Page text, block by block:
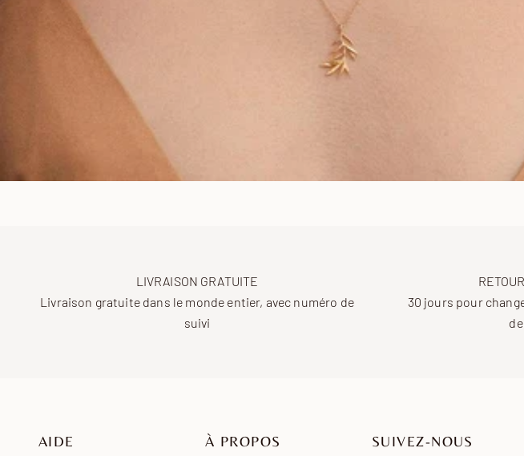
LIVRAISON GRATUITE
Livraison gratuite dans le monde entier, avec numéro de
suivi
30 jours pour
AIDE À PROPOS SUIVEZ-NOUS